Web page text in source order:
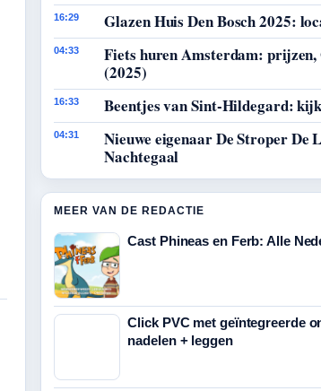
16:29 Glazen Huis Den Bosch 2025:
04:33
Fiets huren Amsterdam: prijzen,
(2025)
16:33 Beentjes van Sint-Hildegard:
04:31
Nieuwe eigenaar De Stroper De
Nachtegaal
MEER VAN DE REDACTIE
Cast Phineas en Ferb: Alle
Click PVC met geïntegreerde
nadelen + leggen